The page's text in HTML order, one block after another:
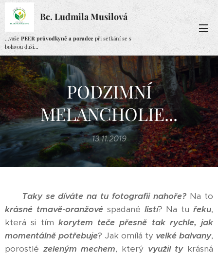
Bc. Ludmila Musilová
...vaše PEER průvodkyně a poradce při setkání se s
bolavou duší...
PODZIMNÍ
MELANCHOLIE...
13.11.2019
Taky se díváte na tu fotografii nahoře? Na to
krásné tmavě-oranžovéspadané listí? Na tuřeku,
která si tím korytem teče přesně tak rychle, jak
momentálně potřebuje? Jak omílá ty velké balvany,
porostlé zeleným mechem, který využil tykrásná